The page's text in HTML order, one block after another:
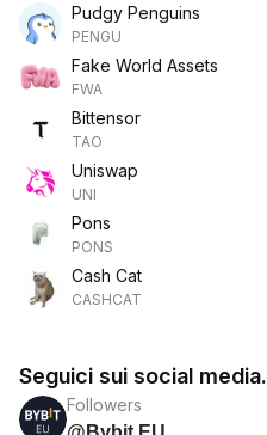
Pudgy Penguins
PENGU
Fake World Assets
FWA
Bittensor
TAO
Uniswap
UNI
Pons
PONS
Cash Cat
CASHCAT
Seguici sui social media.
Followers